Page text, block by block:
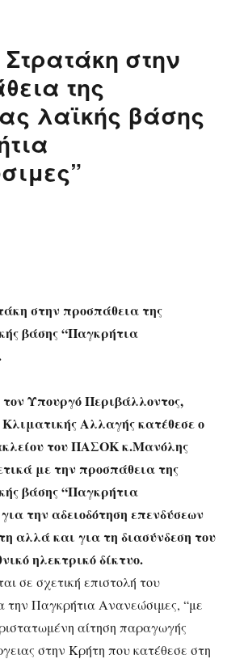
Στρατάκη στην
της
λαϊκής βάσης
στην προσπάθεια της
βάσης “Παγκρήτια
Υπουργό Περιβάλλοντος,
Αλλαγής κατέθεσε ο
του ΠΑΣΟΚ κ.Μανόλης
με την προσπάθεια της
βάσης “Παγκρήτια
την αδειοδότηση επενδύσεων
αλλά και για τη διασύνδεση του
ηλεκτρικό δίκτυο.
σε σχετική επιστολή του
την Παγκρήτια Ανανεώσιμες, “με
αίτηση παραγωγής
στην Κρήτη που κατέθεσε στη